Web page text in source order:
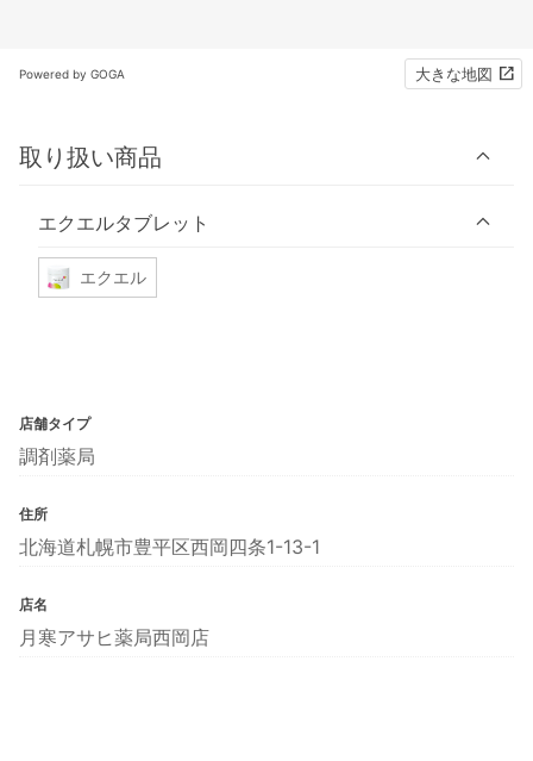
Powered by GOGA 大きな地図
取り扱い商品
エクエルタブレット
エクエル
店舗タイプ
調剤薬局
住所
北海道札幌市豊平区西岡四条1-13-1
店名
月寒アサヒ薬局西岡店